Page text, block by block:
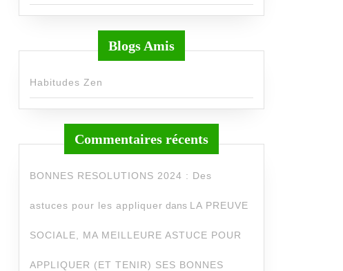
Blogs Amis
Habitudes Zen
Commentaires récents
BONNES RESOLUTIONS 2024 : Des
astuces pour les appliquer dans LA PREUVE
SOCIALE, MA MEILLEURE ASTUCE POUR
APPLIQUER (ET TENIR) SES BONNES